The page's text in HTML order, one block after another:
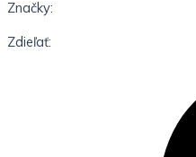
Značky:
Zdieľať: